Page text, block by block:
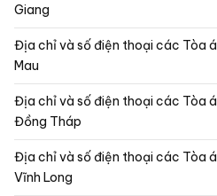
Giang
Địa chỉ và số điện thoại các Tòa
Mau
Địa chỉ và số điện thoại các Tòa
Đồng Tháp
Địa chỉ và số điện thoại các Tòa
Vĩnh Long